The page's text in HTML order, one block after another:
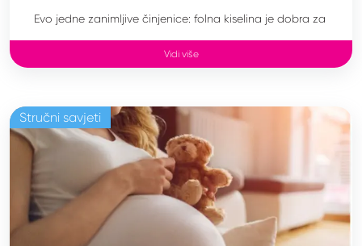
Evo jedne zanimljive činjenice: folna kiselina je dobra za
pokušavate li zatrudnjeti ili ste već trudni.
sebi, već vitamin iz skupine B (B9),
– jer nizak nivo folne kiseline u majke predstavlja faktor
rizika za razvoj defekata neuralne cijevi kod fetusa u
razvoju. Neuralna cijev oblikuje bebin mozak i kičmenu
moždinu, neophodnu za nervnisistem.
Spoznaja da se uzimanjem folne kiseline u obliku
dodatka prehrani smanjuje postotak oštećenja nervnog
sistemanovorođenčeta za više od 70% jedno je od
Vidi više
Stručni savjeti